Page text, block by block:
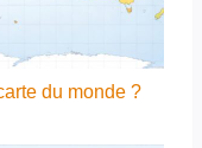
du monde ?